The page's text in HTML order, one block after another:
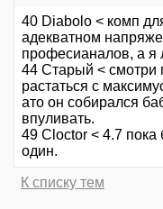
40 Diabolo < комп
адекватном
професианалов, а я
44 Старый < смотри
растаться с
ато он собирался
впуливать.
49 Cloctor < 4.7 пока
один.
К списку тем